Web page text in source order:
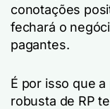
conotações
fechará o
pagantes.
É por isso que
robusta de RP